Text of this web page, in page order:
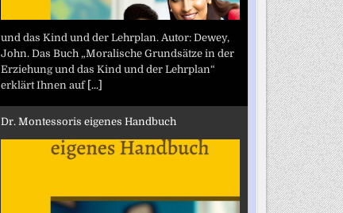
und das Kind und der Lehrplan. Autor: Dewey,
John. Das Buch „Moralische Grundsätze in der
Erziehung und das Kind und der Lehrplan“
erklärt Ihnen auf [...]
Dr. Montessoris eigenes Handbuch